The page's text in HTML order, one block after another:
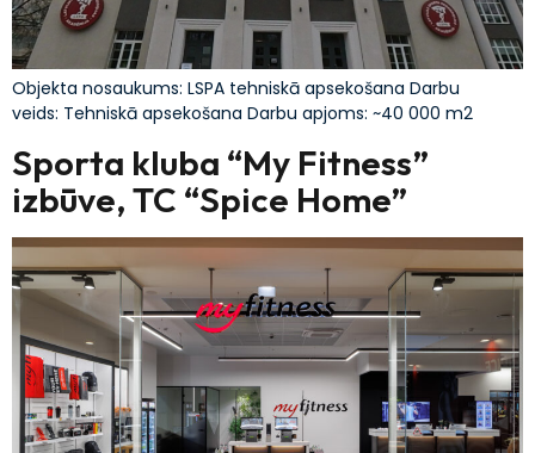
Objekta nosaukums: LSPA tehniskā apsekošana Darbu
veids: Tehniskā apsekošana Darbu apjoms: ~40 000 m2
Sporta kluba “My Fitness”
izbūve, TC “Spice Home”